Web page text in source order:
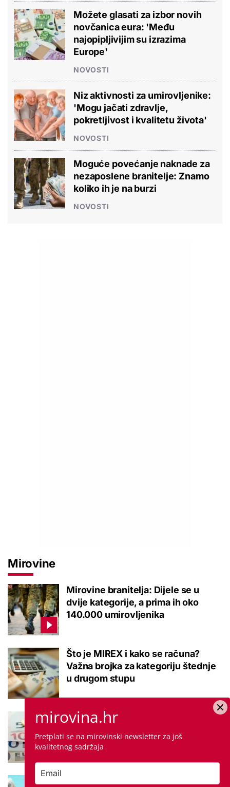
Možete glasati za izbor novih
novčanica eura: 'Među
najopipljivijim su izrazima
Europe'
NOVOSTI
Niz aktivnosti za umirovljenike:
'Mogu jačati zdravlje,
pokretljivost i kvalitetu života'
NOVOSTI
Moguće povećanje naknade za
nezaposlene branitelje: Znamo
koliko ih je na burzi
NOVOSTI
Mirovine
Mirovine branitelja: Dijele se u
dvije kategorije, a prima ih oko
140.000 umirovljenika
Što je MIREX i kako se računa?
Važna brojka za kategoriju štednje
u drugom stupu
Negativna promjena u drugom
fondova otišli u minus
mirovina.hr
Pretplati se na mirovinski newsletter za još
kvalitetnog sadržaja